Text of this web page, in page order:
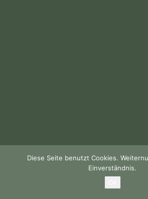
Diese Seite benutzt Cookies.
Einverständnis.